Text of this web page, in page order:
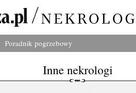
Poradnik pogrzebowy
Inne nekrologi